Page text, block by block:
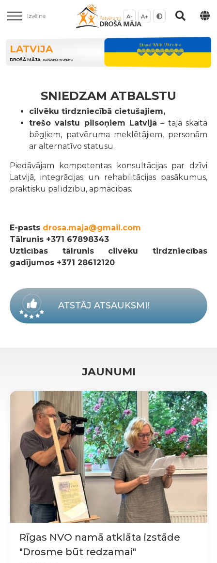
Izvēlne A- A+
LATVIJA
DROŠĀ MĀJA DAŽĀDIEM CILVĒKIEM
SNIEDZAM ATBALSTU
cilvēku tirdzniecībā cietušajiem,
trešo valstu pilsoņiem Latvijā – tajā skaitā
bēgļiem, patvēruma meklētājiem, personām
ar alternatīvo statusu.
Piedāvājam kompetentas konsultācijas par dzīvi
Latvijā, integrācijas un rehabilitācijas pasākumus,
praktisku palīdzību, apmācības.
E-pasts drosa.maja@gmail.com
Tālrunis +371 67898343
Uzticības tālrunis cilvēku tirdzniecības
gadījumos +371 28612120
ATSTĀJ ATSAUKSMI!
JAUNUMI
Rīgas NVO namā atklāta izstāde
"Drosme būt redzamai"